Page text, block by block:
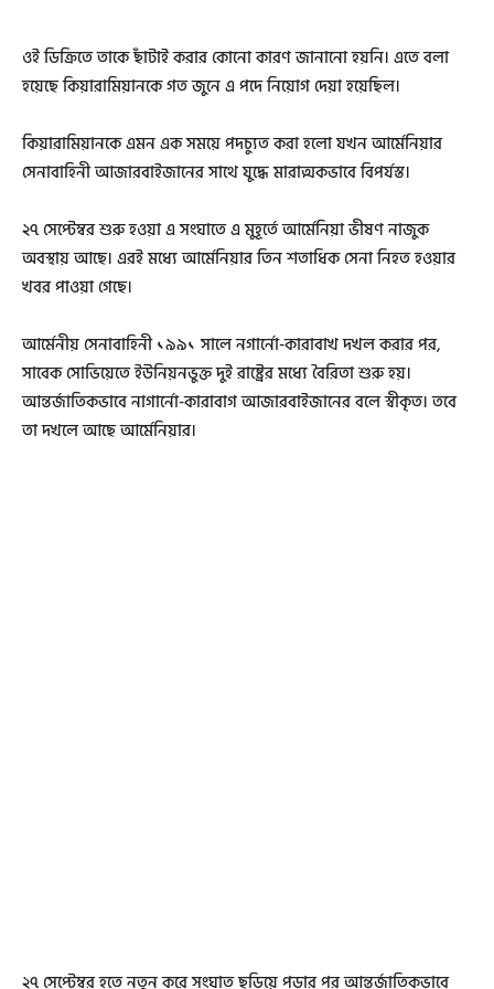
ওই ডিক্রিতে তাকে ছাঁটাই করার কোনো কারণ জানানো হয়নি। এতে বলা
হয়েছে কিয়ারামিয়ানকে গত জুনে এ পদে নিয়োগ দেয়া হয়েছিল।
কিয়ারামিয়ানকে এমন এক সময়ে পদচ্যুত করা হলো যখন আর্মেনিয়ার
সেনাবাহিনী আজারবাইজানের সাথে যুদ্ধে মারাত্মকভাবে বিপর্যস্ত।
২৭ সেপ্টেম্বর শুরু হওয়া এ সংঘাতে এ মুহূর্তে আর্মেনিয়া ভীষণ নাজুক
অবস্থায় আছে। এরই মধ্যে আর্মেনিয়ার তিন শতাধিক সেনা নিহত হওয়ার
খবর পাওয়া গেছে।
আর্মেনীয় সেনাবাহিনী ১৯৯১ সালে নগার্নো-কারাবাখ দখল করার পর,
সাবেক সোভিয়েতে ইউনিয়নভুক্ত দুই রাষ্ট্রের মধ্যে বৈরিতা শুরু হয়।
আন্তর্জাতিকভাবে নাগার্নো-কারাবাগ আজারবাইজানের বলে স্বীকৃত। তবে
তা দখলে আছে আর্মেনিয়ার।
২৭ সেপ্টেম্বর হতে নতুন করে সংঘাত ছড়িয়ে পড়ার পর আন্তর্জাতিকভাবে